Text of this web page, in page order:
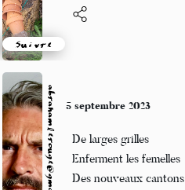
Suivre
abrahamlerouge@gmail.com 5 septembre 2023
De larges grilles
Enferment les femelles
Des nouveaux cantons